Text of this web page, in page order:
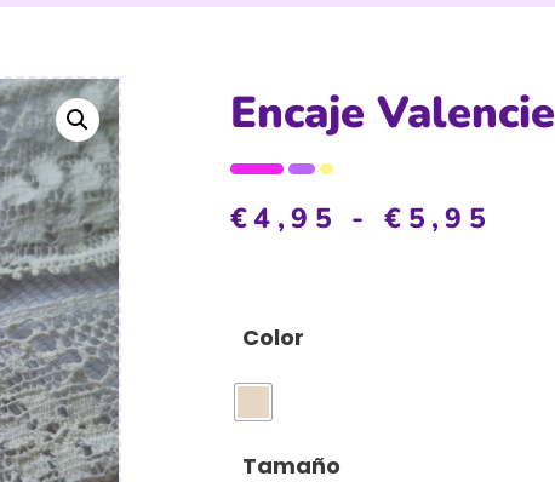
Encaje Valencie
€4,95 - € 5,95
Color
Tamaño